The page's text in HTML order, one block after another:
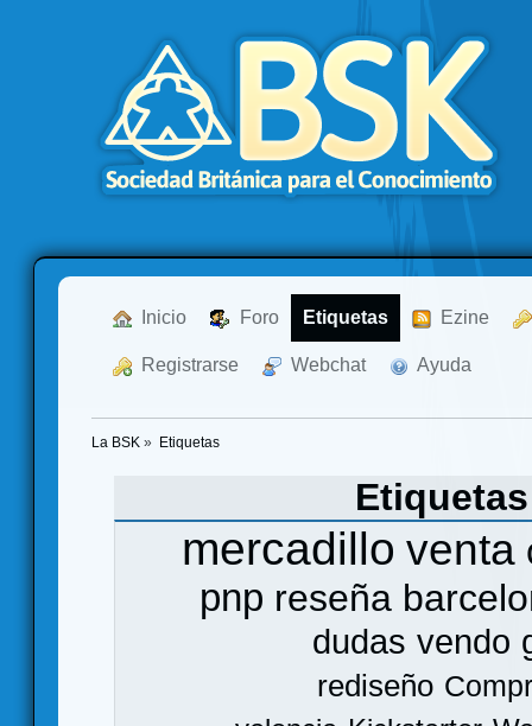
Inicio Foro Etiquetas Ezine
Registrarse Webchat Ayuda
La BSK » Etiquetas
mercadillo venta
pnp reseña
dudas vendo
rediseño